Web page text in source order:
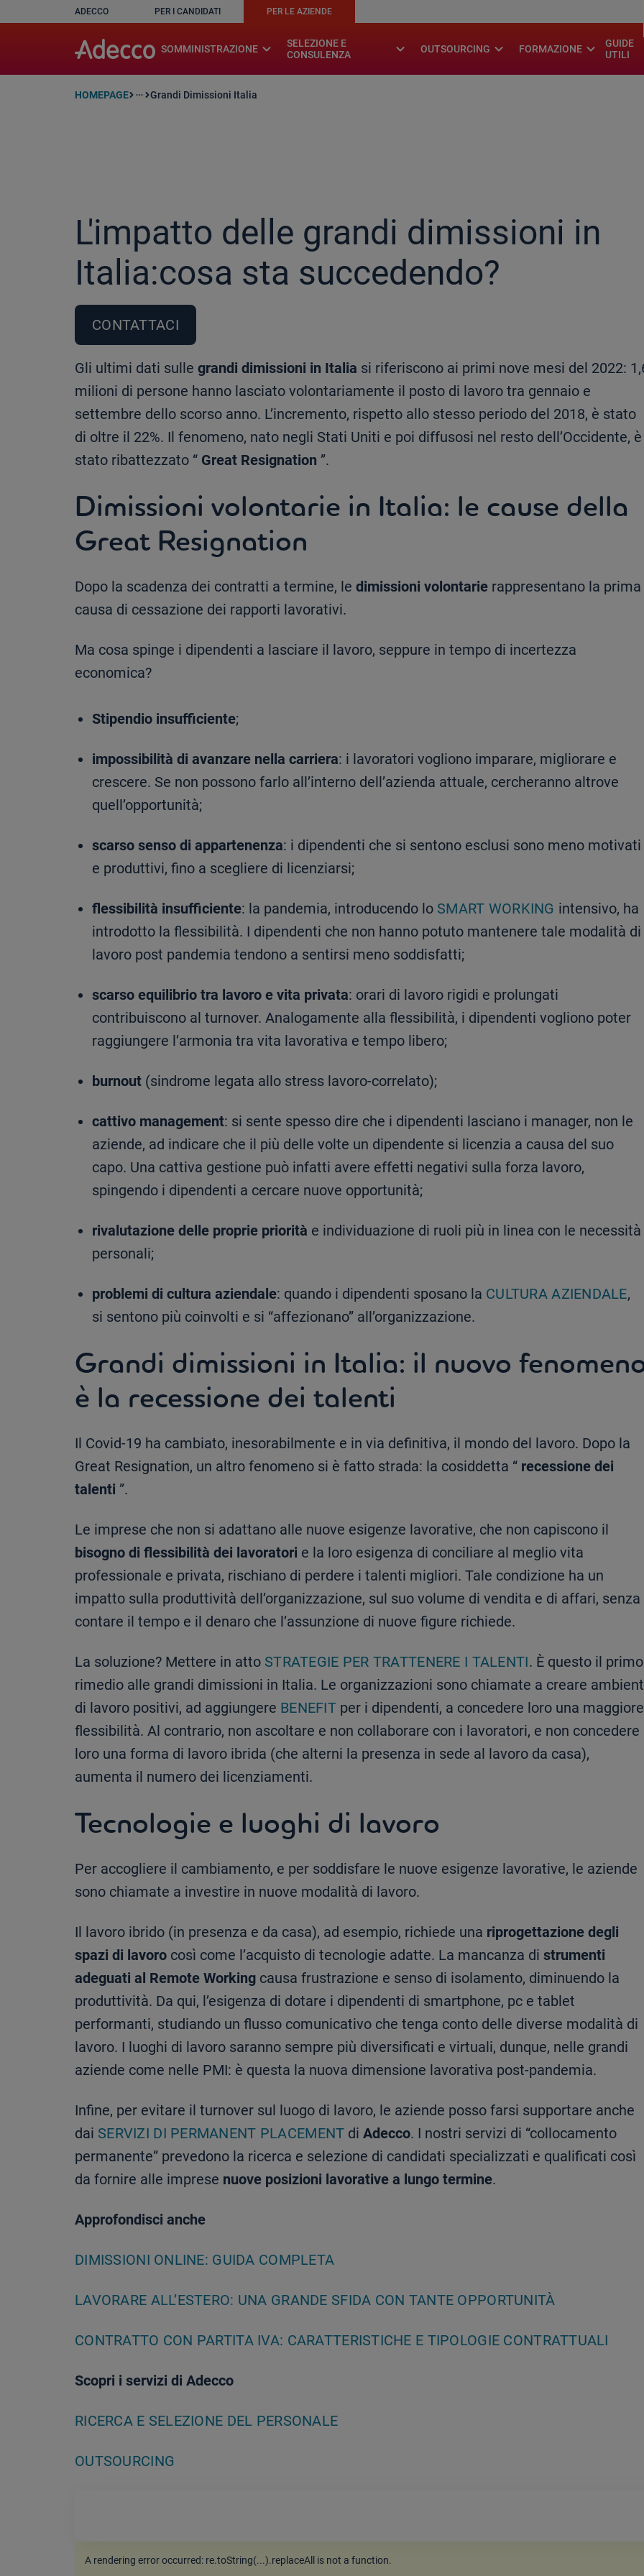
A rendering error occurred:w.replaceAll is not a function
ADECCO PER I CANDIDATI PER LE AZIENDE
SOMMINISTRAZIONE expand_more
SELEZIONE E
CONSULENZA
expand_more OUTSOURCING expand_more FORMAZIONE expand_more
GUIDE
UTILI
HOMEPAGE more_horiz Grandi Dimissioni Italia
L'impatto delle grandi dimissioni in
Italia:cosa sta succedendo?
CONTATTACI
Gli ultimi dati sulle grandi dimissioni in Italia si riferiscono ai primi nove mesi del 2022:
milioni di persone hanno lasciato volontariamente il posto di lavoro tra gennaio e
settembre dello scorso anno. L’incremento, rispetto allo stesso periodo del 2018, è stato
di oltre il 22%. Il fenomeno, nato negli Stati Uniti e poi diffusosi nel resto dell’Occidente, è
stato ribattezzato “ Great Resignation ”.
Dimissioni volontarie in Italia: le cause della
Great Resignation
Dopo la scadenza dei contratti a termine, le dimissioni volontarie rappresentano la prima
causa di cessazione dei rapporti lavorativi.
Ma cosa spinge i dipendenti a lasciare il lavoro, seppure in tempo di incertezza
economica?
Stipendio insufficiente;
impossibilità di avanzare nella carriera: i lavoratori vogliono imparare, migliorare e
crescere. Se non possono farlo all’interno dell’azienda attuale, cercheranno altrove
quell’opportunità;
scarso senso di appartenenza: i dipendenti che si sentono esclusi sono meno motivati
e produttivi, fino a scegliere di licenziarsi;
flessibilità insufficiente: la pandemia, introducendo lo SMART WORKING intensivo, ha
introdotto la flessibilità. I dipendenti che non hanno potuto mantenere tale modalità di
lavoro post pandemia tendono a sentirsi meno soddisfatti;
scarso equilibrio tra lavoro e vita privata: orari di lavoro rigidi e prolungati
contribuiscono al turnover. Analogamente alla flessibilità, i dipendenti vogliono poter
raggiungere l’armonia tra vita lavorativa e tempo libero;
burnout (sindrome legata allo stress lavoro-correlato);
cattivo management: si sente spesso dire che i dipendenti lasciano i manager, non le
aziende, ad indicare che il più delle volte un dipendente si licenzia a causa del suo
capo. Una cattiva gestione può infatti avere effetti negativi sulla forza lavoro,
spingendo i dipendenti a cercare nuove opportunità;
rivalutazione delle proprie priorità e individuazione di ruoli più in linea con le necessità
personali;
problemi di cultura aziendale: quando i dipendenti sposano la CULTURA AZIENDALE,
si sentono più coinvolti e si “affezionano” all’organizzazione.
Grandi dimissioni in Italia: il nuovo
è la recessione dei talenti
Il Covid-19 ha cambiato, inesorabilmente e in via definitiva, il mondo del lavoro. Dopo la
Great Resignation, un altro fenomeno si è fatto strada: la cosiddetta “ recessione dei
talenti ”.
Le imprese che non si adattano alle nuove esigenze lavorative, che non capiscono il
bisogno di flessibilità dei lavoratori e la loro esigenza di conciliare al meglio vita
professionale e privata, rischiano di perdere i talenti migliori. Tale condizione ha un
impatto sulla produttività dell’organizzazione, sul suo volume di vendita e di affari, senza
contare il tempo e il denaro che l’assunzione di nuove figure richiede.
La soluzione? Mettere in atto STRATEGIE PER TRATTENERE I TALENTI. È questo il primo
rimedio alle grandi dimissioni in Italia. Le organizzazioni sono chiamate a creare
di lavoro positivi, ad aggiungere BENEFITper i dipendenti, a concedere loro una maggiore
flessibilità. Al contrario, non ascoltare e non collaborare con i lavoratori, e non concedere
loro una forma di lavoro ibrida (che alterni la presenza in sede al lavoro da casa),
aumenta il numero dei licenziamenti.
Tecnologie e luoghi di lavoro
Per accogliere il cambiamento, e per soddisfare le nuove esigenze lavorative, le aziende
sono chiamate a investire in nuove modalità di lavoro.
Il lavoro ibrido (in presenza e da casa), ad esempio, richiede una riprogettazione degli
spazi di lavoro così come l’acquisto di tecnologie adatte. La mancanza di strumenti
adeguati al Remote Working causa frustrazione e senso di isolamento, diminuendo la
produttività. Da qui, l’esigenza di dotare i dipendenti di smartphone, pc e tablet
performanti, studiando un flusso comunicativo che tenga conto delle diverse modalità di
lavoro. I luoghi di lavoro saranno sempre più diversificati e virtuali, dunque, nelle grandi
aziende come nelle PMI: è questa la nuova dimensione lavorativa post-pandemia.
Infine, per evitare il turnover sul luogo di lavoro, le aziende posso farsi supportare anche
dai SERVIZI DI PERMANENT PLACEMENT diAdecco. I nostri servizi di “collocamento
permanente” prevedono la ricerca e selezione di candidati specializzati e qualificati così
da fornire alle imprese nuove posizioni lavorative a lungo termine.
Approfondisci anche
DIMISSIONI ONLINE: GUIDA COMPLETA
LAVORARE ALL’ESTERO: UNA GRANDE SFIDA CON TANTE OPPORTUNITÀ
CONTRATTO CON PARTITA IVA: CARATTERISTICHE E TIPOLOGIE CONTRATTUALI
Scopri i servizi di Adecco
RICERCA E SELEZIONE DEL PERSONALE
OUTSOURCING
A rendering error occurred: re.toString(...).replaceAll is not a function.